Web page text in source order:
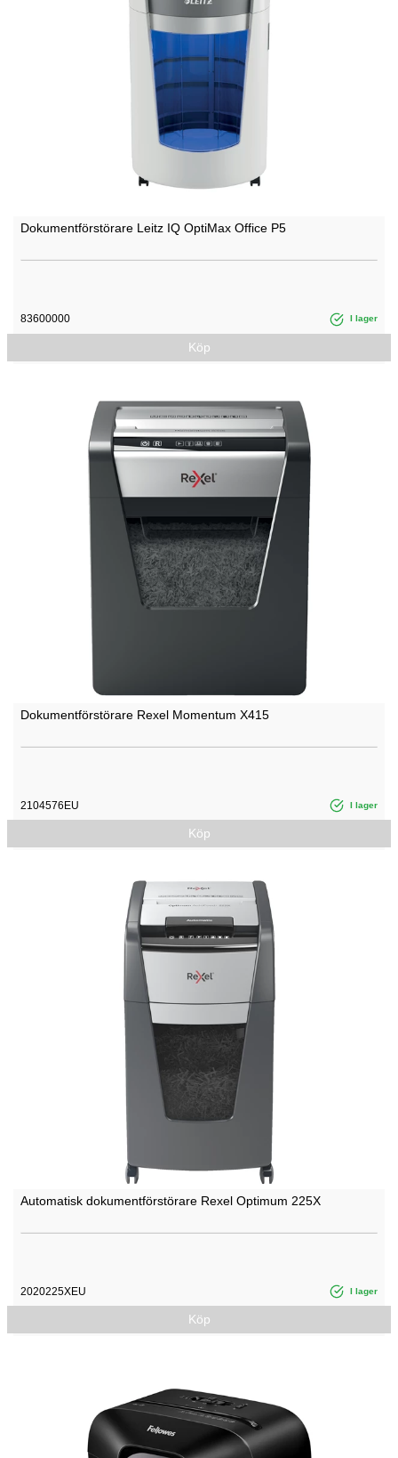
Dokumentförstörare Leitz IQ OptiMax Office P5
83600000 I lager
Köp
Dokumentförstörare Rexel Momentum X415
2104576EU I lager
Köp
Automatisk dokumentförstörare Rexel Optimum 225X
2020225XEU I lager
Köp